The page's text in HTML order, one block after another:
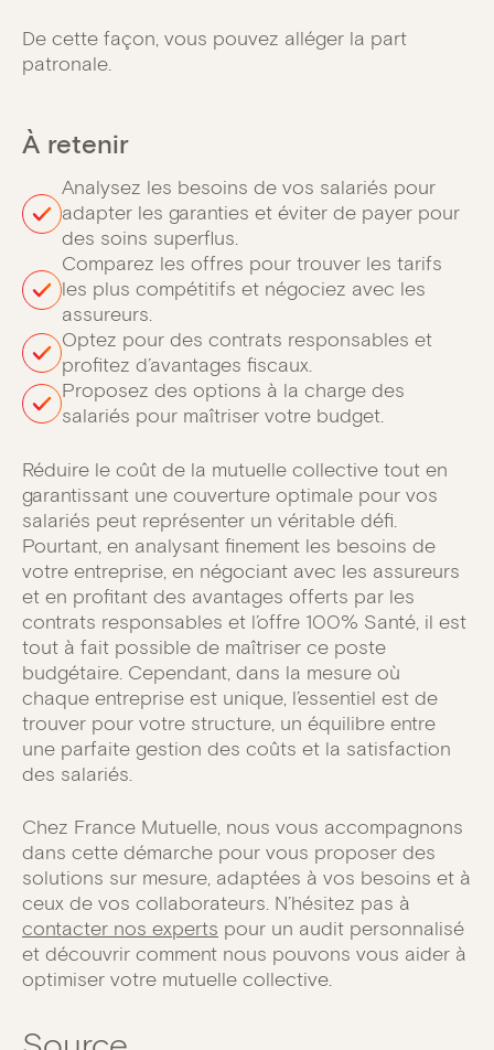
De cette façon, vous pouvez alléger la part
patronale.
À retenir
Analysez les besoins de vos salariés pour
adapter les garanties et éviter de payer pour
des soins superflus.
Comparez les offres pour trouver les tarifs
les plus compétitifs et négociez avec les
assureurs.
Optez pour des contrats responsables et
profitez d’avantages fiscaux.
Proposez des options à la charge des
salariés pour maîtriser votre budget.
Réduire le coût de la mutuelle collective tout en
garantissant une couverture optimale pour vos
salariés peut représenter un véritable défi.
Pourtant, en analysant finement les besoins de
votre entreprise, en négociant avec les assureurs
et en profitant des avantages offerts par les
contrats responsables et l’offre 100% Santé, il est
tout à fait possible de maîtriser ce poste
budgétaire. Cependant, dans la mesure où
chaque entreprise est unique, l’essentiel est de
trouver pour votre structure, un équilibre entre
une parfaite gestion des coûts et la satisfaction
des salariés.
Chez France Mutuelle, nous vous accompagnons
dans cette démarche pour vous proposer des
solutions sur mesure, adaptées à vos besoins et à
ceux de vos collaborateurs. N’hésitez pas à
contacter nos experts pour un audit personnalisé
et découvrir comment nous pouvons vous aider à
optimiser votre mutuelle collective.